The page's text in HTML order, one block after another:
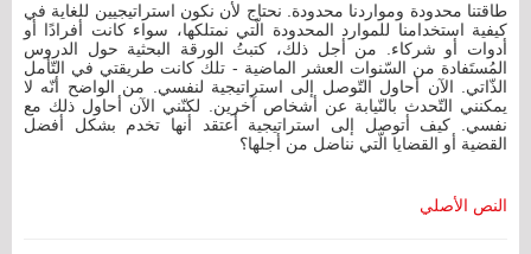
طاقتنا محدودة ومواردنا محدودة. نحتاج لأن نكون استراتيجيين للغاية في
كيفية استخدامنا للموارد المحدودة الّتي نمتلكها، سواء كانت أفرادًا أو
أدوات أو شركاء. من أجل ذلك، كتبتُ الورقة البحثية حول الدروس
المُستَفادة من السّنوات العشر الماضية - تلك كانت طريقتي في التّأمل
الذّاتي. الآن أحاول التّوصل إلى استراتيجية لنفسي. من الواضح أنّه لا
يمكنني التّحدث بالنّيابة عن أشخاص آخرين. لكنّني الآن أحاول ذلك مع
نفسي. كيف أتوصل إلى استراتيجية أعتقد أنها تخدم بشكل أفضل
القضية أو القضايا الّتي نناضل من أجلها؟
النص الأصلي